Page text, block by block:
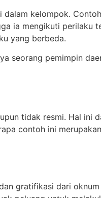
kelompok.
ia mengikuti perilaku
yang berbeda.
seorang pemimpin
tidak resmi. Hal ini
contoh ini
gratifikasi dari